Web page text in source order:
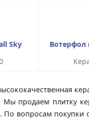
Sky
Вотерфол
продаем плитку
По вопросам покупки